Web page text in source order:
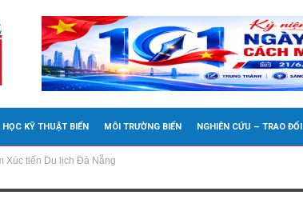
HỌC KỸ THUẬT BIỂN MÔI TRƯỜNG BIỂN NGHIÊN CỨU – TRAO ĐỔI
Xúc tiến Du lịch Đà Nẵng